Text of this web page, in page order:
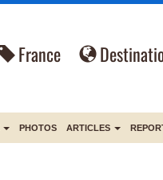
France
PHOTOS ARTICLES